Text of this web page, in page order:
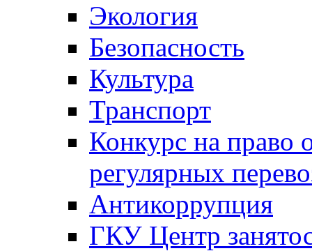
Экология
Безопасность
Культура
Транспорт
Конкурс на право
регулярных
Антикоррупция
ГКУ Центр